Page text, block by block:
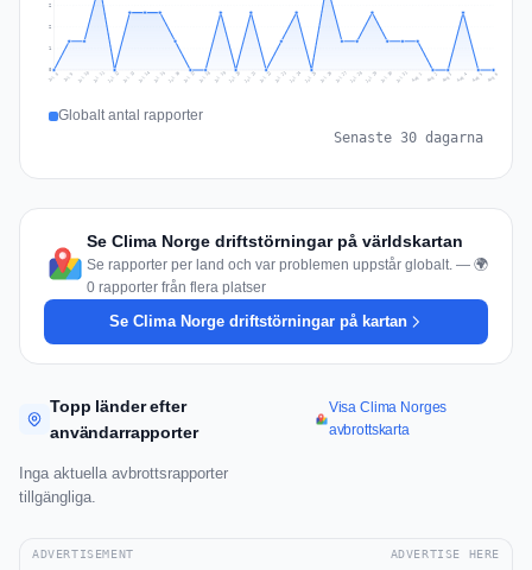
1
2
2
Jul 8 Jul 9 Jul 10 Jul 11 Jul 12 Jul 13 Jul 14 Jul 15 Jul 16 Jul 17 Jul 18 Jul 19 Jul 20 Jul 21 Jul 22 Jul 23 Jul 24 Jul 25 Jul 26 Jul 27 Jul 28 Jul 29 Jul 30 Jul 31 Aug 1 Aug 2 Aug 3 Aug 4 Aug 5 Aug 6
Globalt antal rapporter
Senaste 30 dagarna
Se Clima Norge driftstörningar på världskartan
Se rapporter per land och var problemen uppstår globalt. — 🌍
0 rapporter från flera platser
Se Clima Norge driftstörningar på kartan
Topp länder efter
användarrapporter
Visa Clima Norges
avbrottskarta
Inga aktuella avbrottsrapporter
tillgängliga.
ADVERTISEMENT ADVERTISE HERE